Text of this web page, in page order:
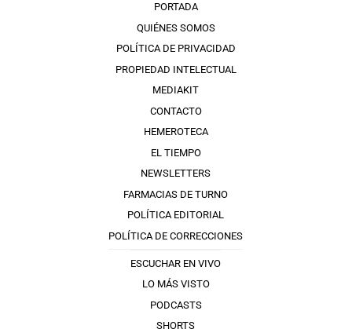
PORTADA
QUIÉNES SOMOS
POLÍTICA DE PRIVACIDAD
PROPIEDAD INTELECTUAL
MEDIAKIT
CONTACTO
HEMEROTECA
EL TIEMPO
NEWSLETTERS
FARMACIAS DE TURNO
POLÍTICA EDITORIAL
POLÍTICA DE CORRECCIONES
ESCUCHAR EN VIVO
LO MÁS VISTO
PODCASTS
SHORTS